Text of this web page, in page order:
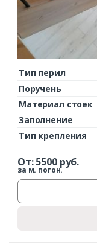
Тип перил
Поручень
Материал стоек
Заполнение
Тип крепления
От:5500руб.
за м. погон.